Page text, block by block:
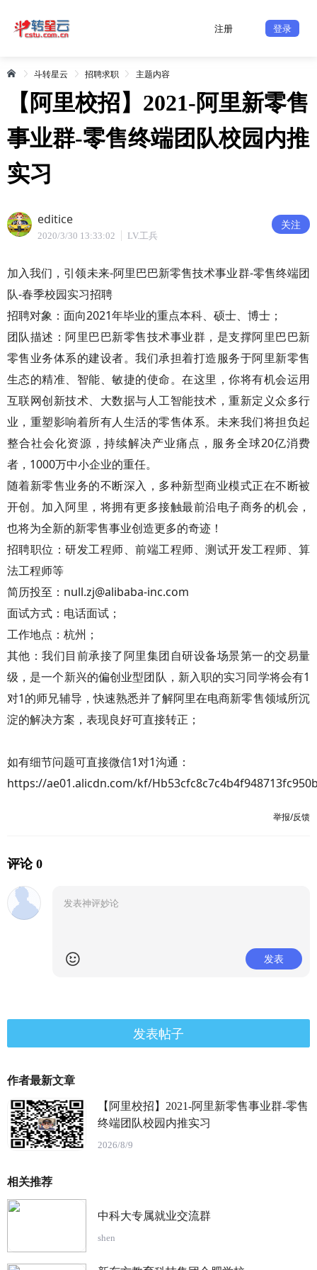
注册 登录
斗转星云 招聘求职 主题内容
【阿里校招】2021-阿里新零售
事业群-零售终端团队校园内推
实习
editice
2020/3/30 13:33:02 LV.工兵
关注
加入我们，引领未来-阿里巴巴新零售技术事业群-零售终端团
队-春季校园实习招聘
招聘对象：面向2021年毕业的重点本科、硕士、博士；
团队描述：阿里巴巴新零售技术事业群，是支撑阿里巴巴新
零售业务体系的建设者。我们承担着打造服务于阿里新零售
生态的精准、智能、敏捷的使命。在这里，你将有机会运用
互联网创新技术、大数据与人工智能技术，重新定义众多行
业，重塑影响着所有人生活的零售体系。未来我们将担负起
整合社会化资源，持续解决产业痛点，服务全球20亿消费
者，1000万中小企业的重任。
随着新零售业务的不断深入，多种新型商业模式正在不断被
开创。加入阿里，将拥有更多接触最前沿电子商务的机会，
也将为全新的新零售事业创造更多的奇迹！
招聘职位：研发工程师、前端工程师、测试开发工程师、算
法工程师等
简历投至：null.zj@alibaba-inc.com
面试方式：电话面试；
工作地点：杭州；
其他：我们目前承接了阿里集团自研设备场景第一的交易量
级，是一个新兴的偏创业型团队，新入职的实习同学将会有1
对1的师兄辅导，快速熟悉并了解阿里在电商新零售领域所沉
淀的解决方案，表现良好可直接转正；
如有细节问题可直接微信1对1沟通：
https://ae01.alicdn.com/kf/
举报/反馈
评论 0
发表
发表帖子
作者最新文章
【阿里校招】2021-阿里新零售事业群-零售
终端团队校园内推实习
2026/8/9
相关推荐
中科大专属就业交流群
shen